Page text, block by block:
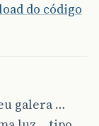
do código
galera …